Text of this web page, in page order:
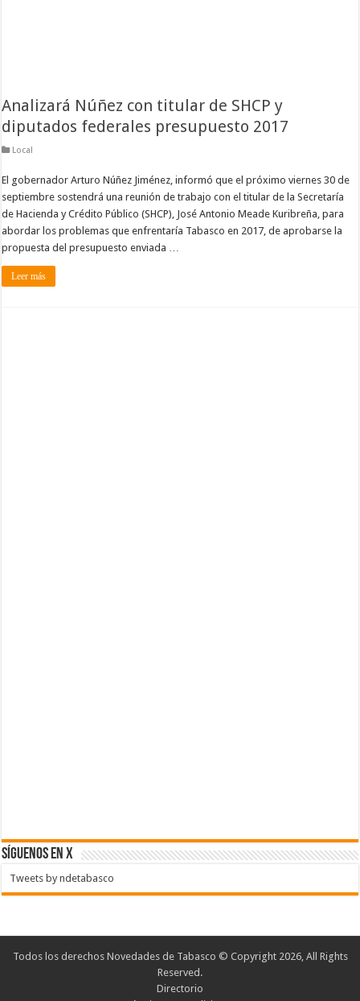
Analizará Núñez con titular de SHCP y
diputados federales presupuesto 2017
Local
El gobernador Arturo Núñez Jiménez, informó que el próximo viernes 30 de
septiembre sostendrá una reunión de trabajo con el titular de la Secretaría
de Hacienda y Crédito Público (SHCP), José Antonio Meade Kuribreña, para
abordar los problemas que enfrentaría Tabasco en 2017, de aprobarse la
propuesta del presupuesto enviada …
Leer más
SÍGUENOS EN X
Tweets by ndetabasco
Todos los derechos Novedades de Tabasco © Copyright 2026, All Rights
Reserved.
Directorio